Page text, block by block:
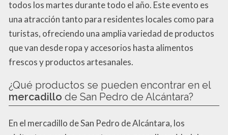
todos los martes durante todo el año. Este evento es
una atracción tanto para residentes locales como para
turistas, ofreciendo una amplia variedad de productos
que van desde ropa y accesorios hasta alimentos
frescos y productos artesanales.
¿Qué productos se pueden encontrar en el
mercadillo de San Pedro de Alcántara?
En el mercadillo de San Pedro de Alcántara, los